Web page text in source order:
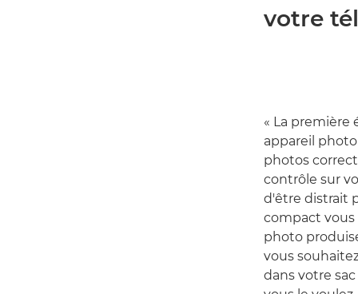
votre
« La première
appareil
photos
contrôle sur
d'être distrait
compact vous
photo
vous
dans votre